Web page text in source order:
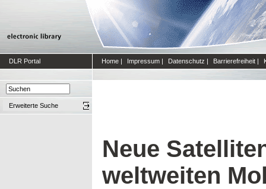
DLR Portal Home | Impressum | Datenschutz | Barrierefreiheit |
Erweiterte Suche
Neue
weltweiten